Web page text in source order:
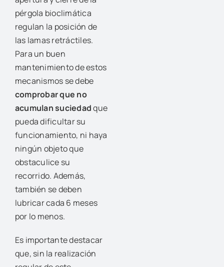
pérgola bioclimática
regulan la posición de
las lamas retráctiles.
Para un buen
mantenimiento de estos
mecanismos se debe
comprobar que no
acumulan suciedadque
pueda dificultar su
funcionamiento, ni haya
ningún objeto que
obstaculice su
recorrido. Además,
también se deben
lubricar cada 6 meses
por lo menos.
Es importante destacar
que, sin la realización